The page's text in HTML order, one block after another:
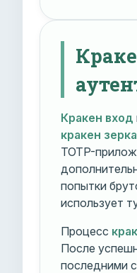
Кракен вход
кракен
TOTP-
попытки
использует
Процесс
После
последними